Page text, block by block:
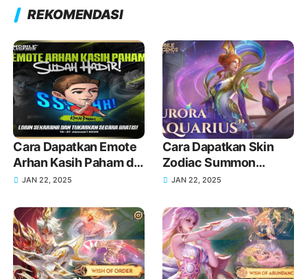
REKOMENDASI
Cara Dapatkan Emote
Arhan Kasih Paham di
MLBB Terbaru
JAN 22, 2025
Cara Dapatkan Skin
Zodiac Summon
Aquarius Aurora MLBB
JAN 22, 2025